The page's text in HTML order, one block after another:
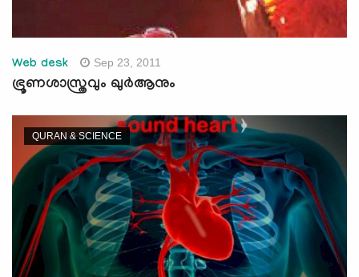
Web desk Sep 23, 2011
ഭ്രൂണശാസ്ത്രവും ഖുര്‍ആനും
QURAN & SCIENCE